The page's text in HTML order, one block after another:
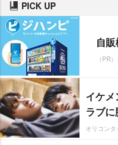
PICK UP
自
（PR
イケ
ラブ
オリコン